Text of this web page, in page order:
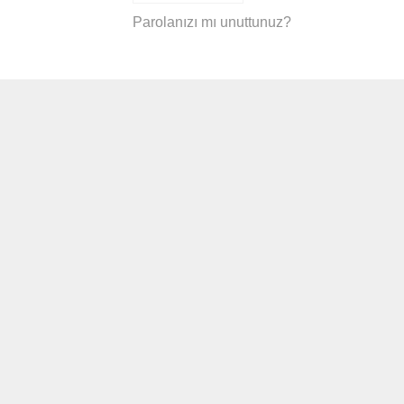
Parolanızı mı unuttunuz?